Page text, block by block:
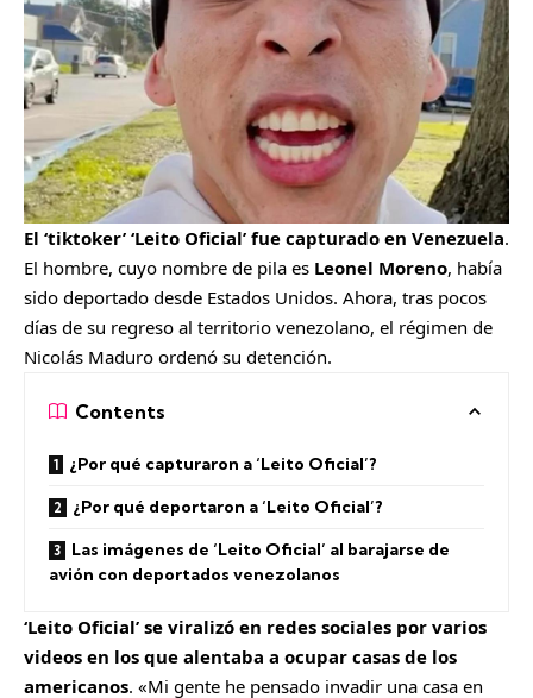
El ‘tiktoker’ ‘Leito Oficial’ fue capturado en Venezuela.
El hombre, cuyo nombre de pila es Leonel Moreno, había
sido deportado desde Estados Unidos. Ahora, tras pocos
días de su regreso al territorio venezolano, el régimen de
Nicolás Maduro ordenó su detención.
Contents
¿Por qué capturaron a ‘Leito Oficial’?
¿Por qué deportaron a ‘Leito Oficial’?
Las imágenes de ‘Leito Oficial’ al barajarse de
avión con deportados venezolanos
‘Leito Oficial’ se viralizó en redes sociales por varios
videos en los que alentaba a ocupar casas de los
americanos. «Mi gente he pensado invadir una casa en